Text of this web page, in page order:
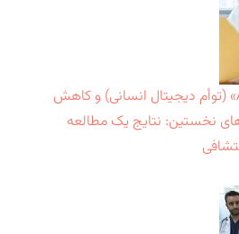
فناوری «Another Me» (توأم دیجیتال انسانی) و کاهش
نخستین: نتایج یک مطالعه